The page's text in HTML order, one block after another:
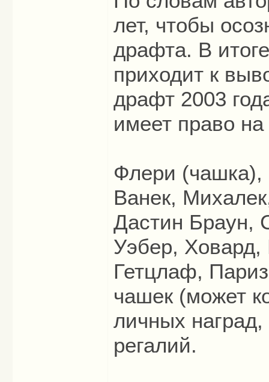
лет, чтобы
драфта. В
приходит к
драфт 2003
имеет право
Флери (чашка),
Ванек,
Дастин Браун,
Уэбер,
Гетцлаф,
чашек (может
личных
регалий.